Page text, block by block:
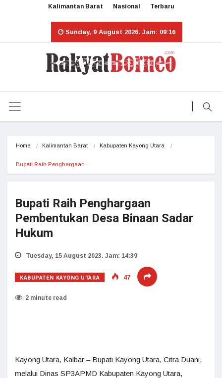
Kalimantan Barat Nasional Terbaru
Sunday, 9 August 2026. Jam: 09:16
Home Kalimantan Barat Kabupaten Kayong Utara
Bupati Raih Penghargaan…
Bupati Raih Penghargaan
Pembentukan Desa Binaan Sadar
Hukum
Tuesday, 15 August 2023. Jam: 14:39
KABUPATEN KAYONG UTARA 47
2 minute read
Kayong Utara, Kalbar – Bupati Kayong Utara, Citra Duani,
melalui Dinas SP3APMD Kabupaten Kayong Utara,